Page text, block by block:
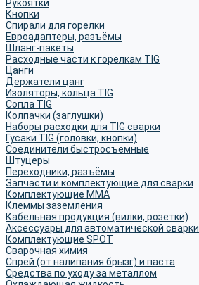
Рукоятки
Кнопки
Спирали для горелки
Евроадаптеры, разъёмы
Шланг-пакеты
Расходные части к горелкам TIG
Цанги
Держатели цанг
Изоляторы, кольца TIG
Сопла TIG
Колпачки (заглушки)
Наборы расходки для TIG сварки
Гусаки TIG (головки, кнопки)
Соединители быстросъемные
Штуцеры
Переходники, разъёмы
Запчасти и комплектующие для сварки
Комплектующие ММА
Клеммы заземления
Кабельная продукция (вилки, розетки)
Аксессуары для автоматической сварки
Комплектующие SPOT
Сварочная химия
Спрей (от налипания брызг) и паста
Средства по уходу за металлом